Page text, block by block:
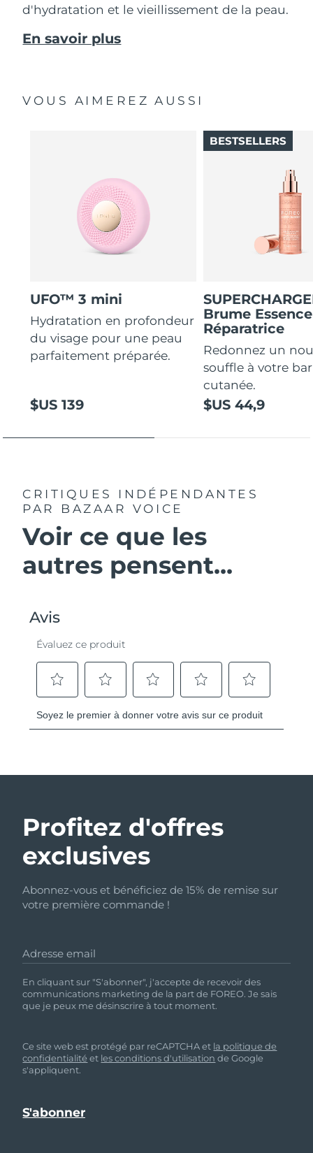
d'hydratation et le vieillissement de la peau.
En savoir plus
VOUS AIMEREZ AUSSI
UFO™ 3 mini
Hydratation en profondeur
du visage pour une peau
parfaitement préparée.
$US 139
Brume Essence
Réparatrice
Redonnez un
souffle à votre
cutanée.
$US 44,9
BESTSELLERS
CRITIQUES INDÉPENDANTES
PAR BAZAAR VOICE
Voir ce que les
autres pensent...
Profitez d'offres
exclusives
Abonnez-vous et bénéficiez de 15% de remise sur
votre première commande !
Adresse email
En cliquant sur "S'abonner", j'accepte de recevoir des
communications marketing de la part de FOREO. Je sais
que je peux me désinscrire à tout moment.
Ce site web est protégé par reCAPTCHA et la politique de
confidentialité et les conditions d'utilisation de Google
s'appliquent.